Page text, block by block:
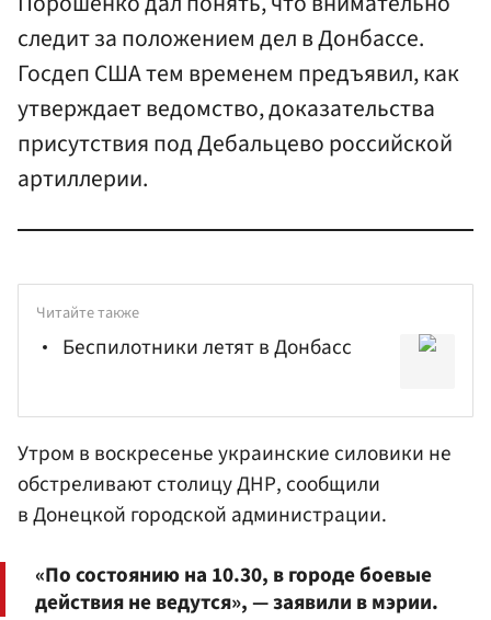
следит за положением дел в Донбассе.
Госдеп США тем временем предъявил, как
утверждает ведомство, доказательства
присутствия под Дебальцево российской
артиллерии.
Читайте также
Беспилотники летят в Донбасс
Утром в воскресенье украинские силовики не
обстреливают столицу ДНР, сообщили
в Донецкой городской администрации.
«По состоянию на 10.30, в городе боевые
действия не ведутся», — заявили в мэрии.